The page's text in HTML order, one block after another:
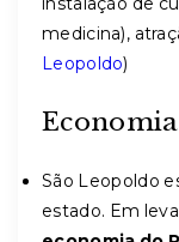
medicina),
Leopoldo)
Economia
São Leopoldo
estado. Em